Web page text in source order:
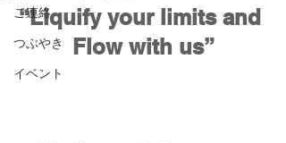
ご連絡
つぶやき
イベント
“Liquify your limits and
Flow with us”